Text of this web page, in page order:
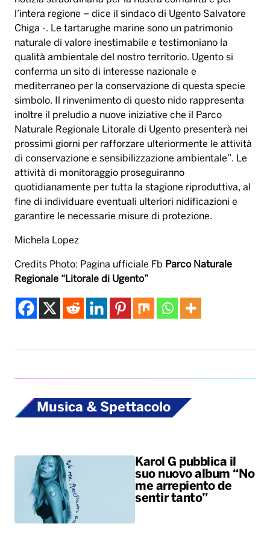
l’intera regione – dice il sindaco di Ugento Salvatore
Chiga -. Le tartarughe marine sono un patrimonio
naturale di valore inestimabile e testimoniano la
qualità ambientale del nostro territorio. Ugento si
conferma un sito di interesse nazionale e
mediterraneo per la conservazione di questa specie
simbolo. Il rinvenimento di questo nido rappresenta
inoltre il preludio a nuove iniziative che il Parco
Naturale Regionale Litorale di Ugento presenterà nei
prossimi giorni per rafforzare ulteriormente le attività
di conservazione e sensibilizzazione ambientale”. Le
attività di monitoraggio proseguiranno
quotidianamente per tutta la stagione riproduttiva, al
fine di individuare eventuali ulteriori nidificazioni e
garantire le necessarie misure di protezione.
Michela Lopez
Credits Photo: Pagina ufficiale Fb Parco Naturale
Regionale “Litorale di Ugento”
Musica & Spettacolo
Karol G pubblica il
suo nuovo album “No
me arrepiento de
sentir tanto”